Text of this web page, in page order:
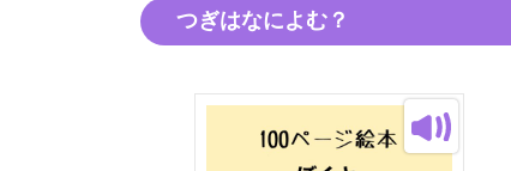
つぎはなによむ？